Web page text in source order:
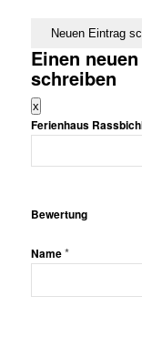
Einen
schreiben
xDieses
Formular
ausblenden
Ferienhaus
Bewertung
Name*